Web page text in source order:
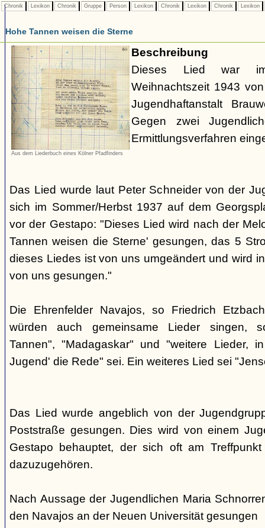
Chronik Lexikon Chronik Gruppe Person Lexikon Chronik Lexikon Chronik Lexikon
Hohe Tannen weisen die Sterne
Aus dem Liederbuch eines Kölner Pfadfinders
Beschreibung
Dieses Lied war
Weihnachtszeit 1943
Jugendhaftanstalt
Gegen zwei
Ermittlungsverfahren
Das Lied wurde laut Peter Schneider von der
sich im Sommer/Herbst 1937 auf dem
vor der Gestapo: "Dieses Lied wird nach der
Tannen weisen die Sterne' gesungen, das 5
dieses Liedes ist von uns umgeändert und wird
von uns gesungen."
Die Ehrenfelder Navajos, so Friedrich
würden auch gemeinsame Lieder singen,
Tannen", "Madagaskar" und "weitere Lieder,
Jugend' die Rede" sei. Ein weiteres Lied sei
Das Lied wurde angeblich von der
Poststraße gesungen. Dies wird von einem
Gestapo behauptet, der sich oft am
dazuzugehören.
Nach Aussage der Jugendlichen Maria
den Navajos an der Neuen Universität gesungen